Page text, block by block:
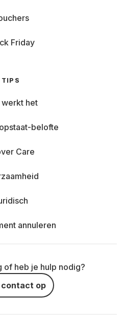
Friday
TIPS
werkt het
belofte
Care
annuleren
of heb je hulp nodig?
contact op